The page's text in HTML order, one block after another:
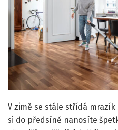
V zimě se stále střídá mrazík
si do předsíně nanosíte